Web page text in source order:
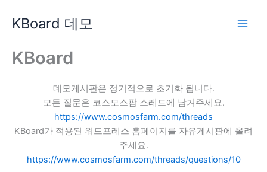
로
KBoard 데모
KBoard
데모게시판은 정기적으로 초기화 됩니다.
모든 질문은 코스모스팜 스레드에 남겨주세요.
https://www.cosmosfarm.com/threads
KBoard가 적용된 워드프레스 홈페이지를 자유게시판에 올려
주세요.
https://www.cosmosfarm.com/threads/questions/10